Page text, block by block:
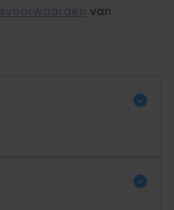
van